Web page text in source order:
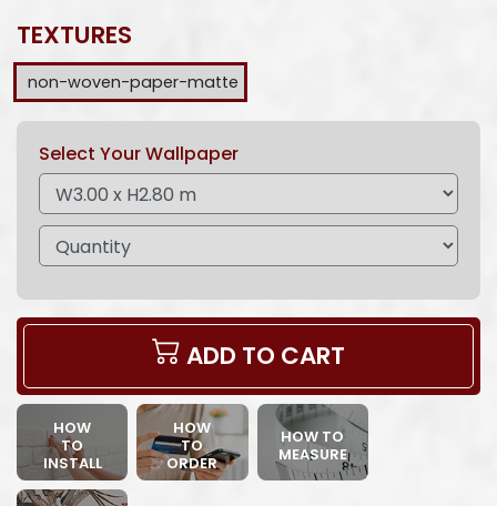
TEXTURES
non-woven-paper-matte
Select Your Wallpaper
ADD TO CART
HOW
TO
INSTALL
HOW
TO
ORDER
HOW TO
MEASURE